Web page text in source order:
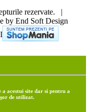
rezervate. |
by End Soft Design
acestui site dar si pentru a
de utilizat.